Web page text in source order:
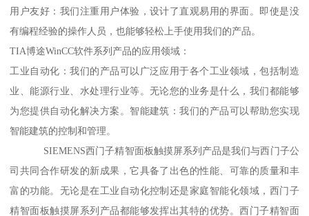
用户友好：我们注重用户体验，设计了直观易用的界面。即使是没
有编程经验的操作人员，也能够轻松上手使用我们的产品。
TIA博途WinCC软件系列产品的应用领域：
工业自动化：我们的产品可以广泛应用于各个工业领域，包括制造
业、能源行业、水处理行业等。无论您的业务是什么，我们都能够
为您提供自动化解决方案。智能建筑：我们的产品可以帮助您实现
智能建筑的控制和管理。
SIEMENS西门子精智面板触摸屏系列产品是我们与西门子公
司共同合作研发的新成果，它具备了出色的性能、可靠的质量和丰
富的功能。无论是在工业自动化控制还是家庭智能化领域，西门子
精智面板触摸屏系列产品都能够发挥出其特的优势。西门子精智面